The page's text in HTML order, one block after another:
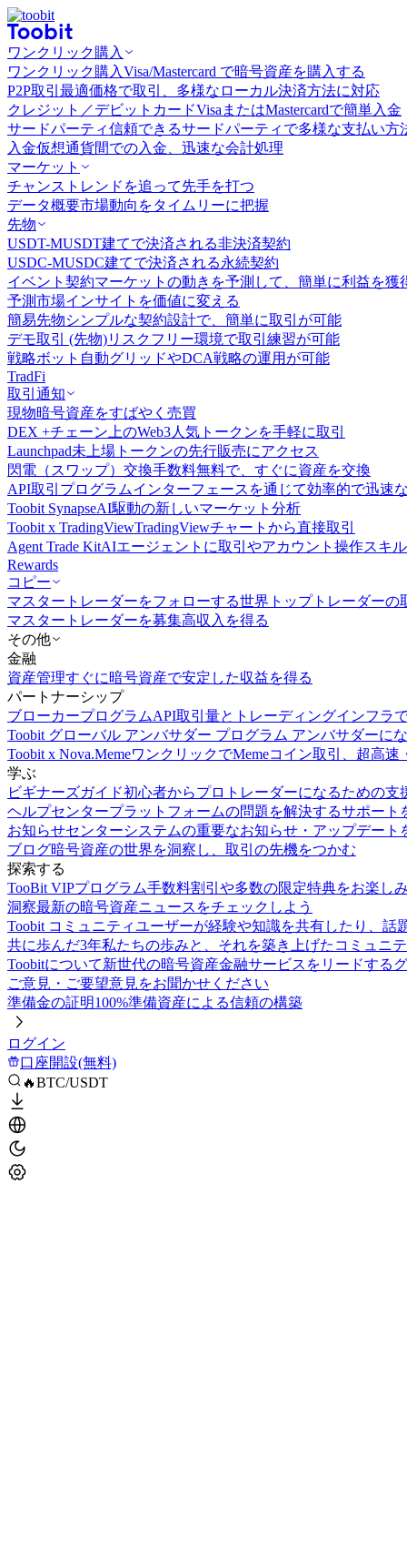
ワンクリック購入
ワンクリック購入Visa/Mastercard で暗号資産を購入する
P2P取引 最適価格で取引、多様なローカル決済方法に対応
クレジット／デビットカードVisaまたはMastercardで簡単入金
サードパーティ信頼できるサードパーティで多様な支払い方
入金仮想通貨間での入金、迅速な会計処理
マーケット
チャンス トレンドを追って先手を打つ
データ概要市場動向をタイムリーに把握
先物
USDT-MUSDT建てで決済される非決済契約
USDC-MUSDC建てで決済される永続契約
イベント契約マーケットの動きを予測して、簡単に利益を獲
予測市場インサイトを価値に変える
簡易先物シンプルな契約設計で、簡単に取引が可能
デモ取引 (先物)リスクフリー環境で取引練習が可能
戦略ボット 自動グリッドやDCA戦略の運用が可能
TradFi
取引通知
現物暗号資産をすばやく売買
DEX +チェーン上のWeb3人気トークンを手軽に取引
Launchpad未上場トークンの先行販売にアクセス
閃電（スワップ）交換手数料無料で、すぐに資産を交換
API取引 プログラムインターフェースを通じて効率的で迅速
Toobit SynapseAI駆動の新しいマーケット分析
Toobit x TradingViewTradingViewチャートから直接取引
Agent Trade KitAIエージェントに取引やアカウント操作スキ
Rewards
コピー
マスタートレーダーをフォローする世界トップトレーダーの
マスタートレーダーを募集高収入を得る
その他
金融
資産管理すぐに暗号資産で安定した収益を得る
パートナーシップ
ブローカープログラムAPI取引量とトレーディングインフラ
Toobit グローバル アンバサダー プログラム アンバサダーに
Toobit x Nova.MemeワンクリックでMemeコイン取引、超高
学ぶ
ビギナーズガイド初心者からプロトレーダーになるための支
ヘルプセンタープラットフォームの問題を解決するサポート
お知らせセンターシステムの重要なお知らせ・アップデート
ブログ暗号資産の世界を洞察し、取引の先機をつかむ
探索する
TooBit VIPプログラム手数料割引や多数の限定特典をお楽し
洞察最新の暗号資産ニュースをチェックしよう
Toobit コミュニティユーザーが経験や知識を共有したり、話
共に歩んだ3年私たちの歩みと、それを築き上げたコミュニ
Toobitについて新世代の暗号資産金融サービスをリードする
ご意見・ご要望意見をお聞かせください
準備金の証明100%準備資産による信頼の構築
ログイン
口座開設(無料)
🔥BTC/USDT